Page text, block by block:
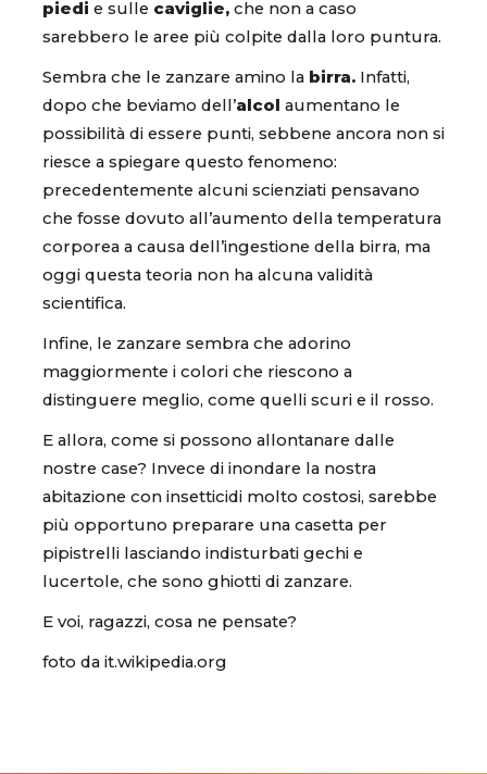
piedi e sulle caviglie, che non a caso
sarebbero le aree più colpite dalla loro puntura.
Sembra che le zanzare amino la birra. Infatti,
dopo che beviamo dell’alcol aumentano le
possibilità di essere punti, sebbene ancora non si
riesce a spiegare questo fenomeno:
precedentemente alcuni scienziati pensavano
che fosse dovuto all’aumento della temperatura
corporea a causa dell’ingestione della birra, ma
oggi questa teoria non ha alcuna validità
scientifica.
Infine, le zanzare sembra che adorino
maggiormente i colori che riescono a
distinguere meglio, come quelli scuri e il rosso.
E allora, come si possono allontanare dalle
nostre case? Invece di inondare la nostra
abitazione con insetticidi molto costosi, sarebbe
più opportuno preparare una casetta per
pipistrelli lasciando indisturbati gechi e
lucertole, che sono ghiotti di zanzare.
E voi, ragazzi, cosa ne pensate?
foto da it.wikipedia.org